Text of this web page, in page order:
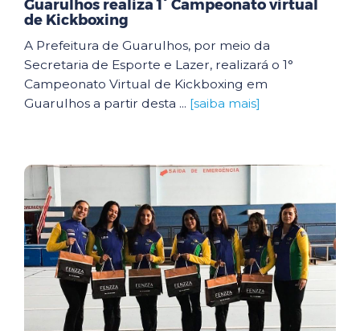
Guarulhos realiza 1° Campeonato virtual
de Kickboxing
A Prefeitura de Guarulhos, por meio da
Secretaria de Esporte e Lazer, realizará o 1°
Campeonato Virtual de Kickboxing em
Guarulhos a partir desta ... [saiba mais]